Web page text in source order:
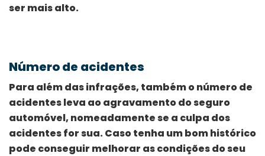
ser mais alto.
Número de acidentes
Para além das infrações, também o número de
acidentes leva ao agravamento do seguro
automóvel, nomeadamente se a culpa dos
acidentes for sua. Caso tenha um bom histórico
pode conseguir melhorar as condições do seu